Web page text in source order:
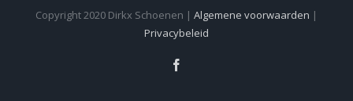
Copyright 2020 Dirkx Schoenen | Algemene voorwaarden |
Privacybeleid